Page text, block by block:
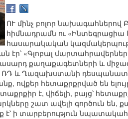
ՈՒ մինչ բոլոր
հիմնադրամն ու «Ինտեգրացիա
հասարակական
«Գլոբալ
քաղաքագետների և
ՌԴ և Ղազախստանի
ովքեր հետաքրքրված են
է, վիճելի, բայց՝
շատ ավելի գործուն են,
ի տարբերություն